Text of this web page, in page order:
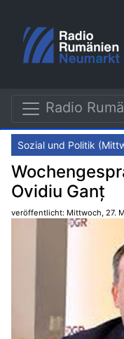
Radio
Sozial und Politik
Ovidiu Ganț
veröffentlicht: Mittwoch, 27.